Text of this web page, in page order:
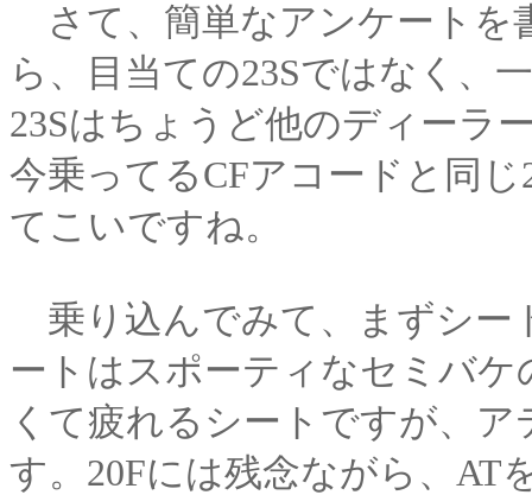
さて、簡単なアンケートを
ら、目当ての23Sではなく、
23Sはちょうど他のディーラ
今乗ってるCFアコードと同
てこいですね。
乗り込んでみて、まずシー
ートはスポーティなセミバ
くて疲れるシートですが、
す。20Fには残念ながら、AT